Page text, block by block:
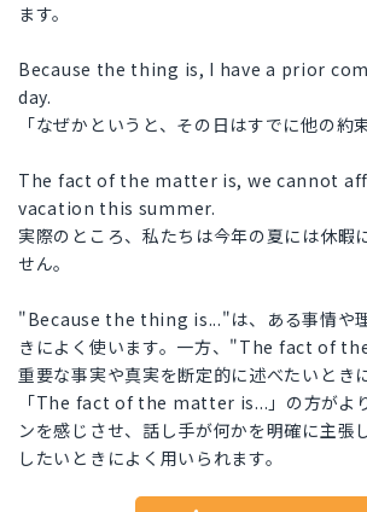
ます。
Because the thing is, I have a prior
day.
「なぜかというと、その日はすでに他の約
The fact of the matter is, we cannot
vacation this summer.
実際のところ、私たちは今年の夏には休暇
せん。
"Because the thing is..."は、ある事情や
きによく使います。一方、"The fact of
重要な事実や真実を断定的に述べたいとき
「The fact of the matter is...」の方がよ
ンを感じさせ、話し手が何かを明確に主張
したいときによく用いられます。